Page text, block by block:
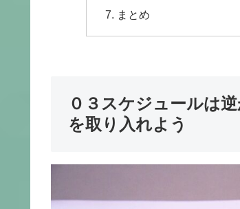
まとめ
０３スケジュールは
を取り入れよう